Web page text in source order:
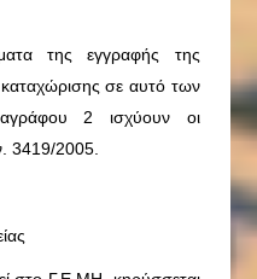
της εγγραφής της
σε αυτό των
2 ισχύουν οι
3419/2005.